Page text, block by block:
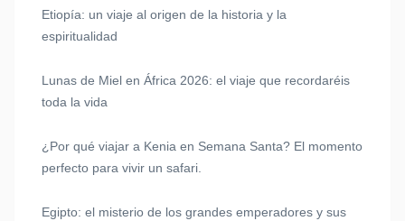
Etiopía: un viaje al origen de la historia y la
espiritualidad
Lunas de Miel en África 2026: el viaje que recordaréis
toda la vida
¿Por qué viajar a Kenia en Semana Santa? El momento
perfecto para vivir un safari.
Egipto: el misterio de los grandes emperadores y sus